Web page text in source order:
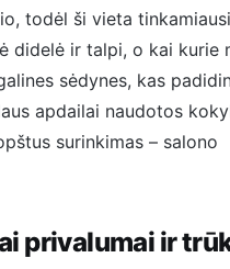
todėl ši vieta
didelė ir talpi, o kai kurie
sėdynes, kas
apdailai naudotos
surinkimas – salono
privalumai ir